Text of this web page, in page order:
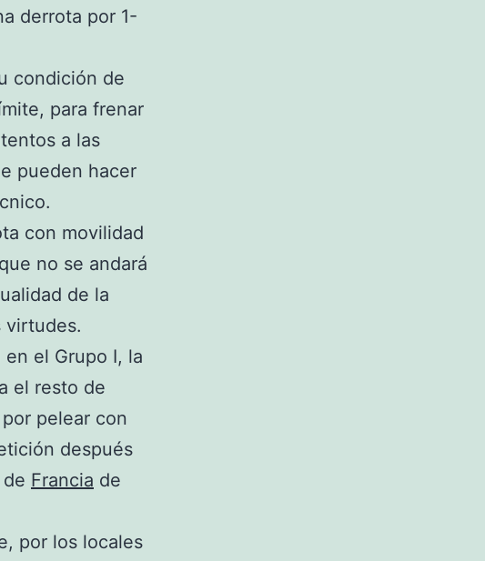
derrota por 1-
condición de
para frenar
a las
pueden hacer
con movilidad
no se andará
de la
virtudes.
el Grupo I, la
el resto de
pelear con
después
Francia de
por los locales